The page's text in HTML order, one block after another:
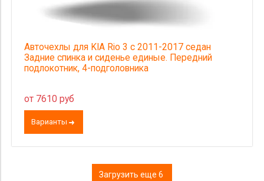
Авточехлы для KIA Rio 3 с 2011-2017 седан
Задние спинка и сиденье единые. Передний
подлокотник, 4-подголовника
от 7610 руб
Варианты
Загрузить еще 6